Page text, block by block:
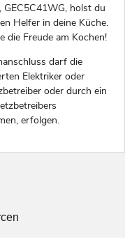
holst du
Helfer in deine Küche.
die Freude am Kochen!
darf die
Elektriker oder
oder durch ein
erfolgen.